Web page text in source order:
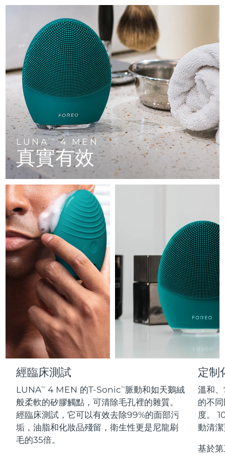
LUNATM4 MEN
真實有效
經臨床測試
LUNATM 4 MEN 的T-SonicTM脈動和如天鵝絨
般柔軟的矽膠觸點，可清除毛孔裡的雜質。
經臨床測試，它可以有效去除99%的面部污
垢，油脂和化妝品殘留，衛生性更是尼龍刷
毛的35倍。
定制
溫和
的不
度。
動清
基於
LUNA™ 4 mini
For young skin, T-zone
LUNA™ 4 go
For travel or gym bag
LUNA™護膚
Premium cleansers & balm
LUNA™ 設備
All facial cleansing devices
面部提拉護理
Premium anti-aging skincare
BEAR™ 設備
All premium facelift devices
UFO™ 3 mini
Red light therapy device for young skin
UFO™ 3 go
Portable red light therapy
面膜
Rejuvenation & hydration
UFO™ 設備
All deep facial hydration devices
issa™ 4 smile
Hybrid silicone sonic toothbrush
issa™ 4 baby
For ages 0-3
issa™ Teeth Whitening Set
Dual LED + sonic device & 18% PAP gel
ISSA™ 設備
All silicone sonic toothbrushes
FAQ™ 101
Clinical anti-aging
FAQ™ 102
Advanced clinical anti-aging
FAQ™ 103
Luxurious clinical anti-aging set
FAQ™ P1 Primer
Manuka honey primer
FAQ™護膚品
All FAQ™ skincare
FAQ™產品
All anti-aging treatments
FAQ™ 201
LED mask
FAQ™ 202
LED mask
FAQ™ 211
Anti-aging neck & décolleté LED mask
FAQ™ 221
Anti-aging LED hand mask
FAQ™護膚品
All FAQ™ skincare
FAQ™產品
All LED treatments
生髮
FAQ™ 301
LED hair strengthening scalp massager
FAQ™ Scalp Serum
Scalp recovery probiotic serum
FAQ™護膚品
All FAQ™ skincare
FAQ™產品
All hair treatments
肌膚年輕化
NEW
FAQ™ 501
Full-Spectrum Red Light Therapy
FAQ™ 502
Full-Spectrum Red Light Therapy
FAQ™ Red Light Serum
FAQ™ skincare
All FAQ™ skincare
FAQ™ products
All toning treatments
保健品
NEW
專業治療
脫毛
PEACH™ 2 Pro Max
Professional IPL hair removal device
PEACH™ 2
IPL hair removal
PEACH™ 2 go
Travel-friendly IPL hair removal
PEACH™ Cooling Prep Gel
Cooling IPL hair removal gel
BEAR™ 2 body
Microcurrent body toning
LUNA™ 4 body
Massaging body brush
SUPERCHARGED™ serum
Firming body serum
痘肌護理
ESPADA™ 2 plus
Recurring acne LED therapy
ESPADA™ 2
Acne treatment device
ESPADA™ Blemish Solution
Concentrated acne gel
ESPADA™ 設備
BEAR™ 2 eyes & lips
Microcurrent line smoothing device
IRIS™ 2
Rejuvenating eye massager
眼部護膚
Advanced eye care treatment
眼部護理設備
毛孔護理
KIWI™ derma
Diamond microdermabrasion .
KIWI™
Blackhead remover
護發
LUNA™ 4 hair
2-in-1 LED scalp massager
FLIP™ play advanced
LED light hairbrush
NEW
issa™ Teeth Whitening Set
Dual LED + sonic device & 18% PAP gel
更多的
預計送達日期
哥倫比亞 預計送達日期
克羅埃西亞 預計送達日期8/8/26
賽普勒斯 預計送達日期8/9/26
捷克 預計送達日期8/8/26
丹麥 預計送達日期8/8/26
愛沙尼亞 預計送達日期 8/8/26
法國
法屬玻里尼西亞 8/12/26
德國 預計送達日期8/8/26
直布羅陀 預計送達日期8/12/26
預計送達日期8/8/26
中國香港特別行政區 預計送達日期 8/9/26
匈牙利 8/8/26
印尼 預計送達日期 8/6/26
愛爾蘭 預計送達日期 8/8/26
曼島 預計送達日期 8/10/26